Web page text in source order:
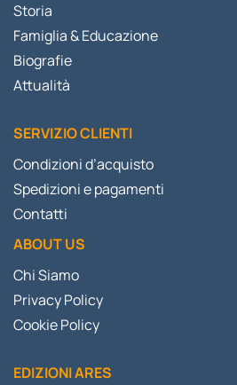
Storia
Famiglia & Educazione
Biografie
Attualità
SERVIZIO CLIENTI
Condizioni d’acquisto
Spedizioni e pagamenti
Contatti
ABOUT US
Chi Siamo
Privacy Policy
Cookie Policy
EDIZIONI ARES